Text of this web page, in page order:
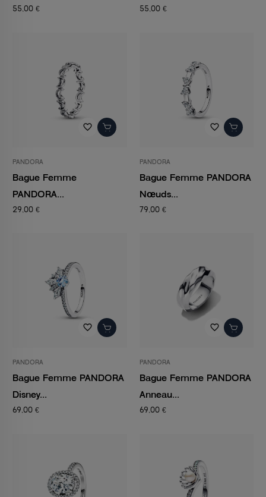
55,00 € 55,00 €
favorite_border
PANDORA
Bague Femme
PANDORA...
29,00 €
favorite_border
PANDORA
Bague Femme PANDORA
Nœuds...
79,00 €
favorite_border
PANDORA
Bague Femme PANDORA
Disney...
69,00 €
favorite_border
PANDORA
Bague Femme PANDORA
Anneau...
69,00 €